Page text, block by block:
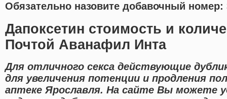
Обязательно назовите добавочный номер:
Дапоксетин стоимость и
Почтой Аванафил Инта
Для отличного секса действующие
для увеличения потенции и продления
аптеке Ярославля. На сайте Вы можете